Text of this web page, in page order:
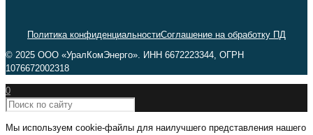
Политика конфиденциальностиСоглашение на обработку ПД
© 2025 ООО «УралКомЭнерго». ИНН 6672223344, ОГРН
1076672002318
0
Мы используем cookie-файлы для наилучшего представления нашего